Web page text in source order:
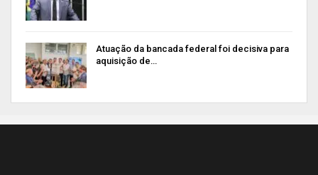
Atuação da bancada federal foi decisiva para
aquisição de…